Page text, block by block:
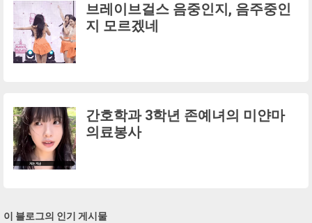
브레이브걸스 음중인지, 음주중인
지 모르겠네
간호학과 3학년 존예녀의 미얀마
의료봉사
이 블로그의 인기 게시물